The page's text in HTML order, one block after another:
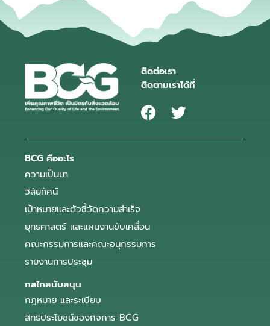
ติดต่อเรา
ติดตามเราได้ที่
BCG คืออะไร
ความเป็นมา
วิสัยทัศน์
เป้าหมายและตัวชี้วัดความสำเร็จ
ยุทธศาสตร์ และแผนงานขับเคลื่อน
คณะกรรมการและคณะอนุกรรมการ
รายงานการประชุม
กลไกสนับสนุน
กฎหมาย และระเบียบ
สิทธิประโยชน์ของกิจการ BCG